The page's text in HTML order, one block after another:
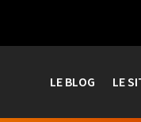
LE BLOG LE